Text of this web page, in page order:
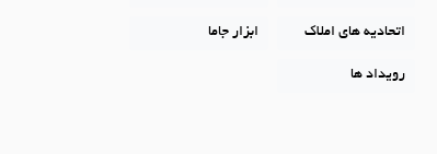
اتحادیه های املاک ابزار جاما
رویداد ها